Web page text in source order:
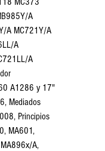
A
A MC721Y/A
A
A
A1286 y 17"
Mediados
Principios
MA601,
A,